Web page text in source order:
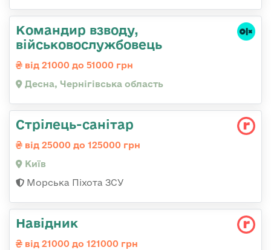
Командир взводу,
військовослужбовець
від 21000 до 51000 грн
Десна, Чернігівська область
Стрілець-санітар
від 25000 до 125000 грн
Київ
Морська Піхота ЗСУ
Навідник
від 21000 до 121000 грн